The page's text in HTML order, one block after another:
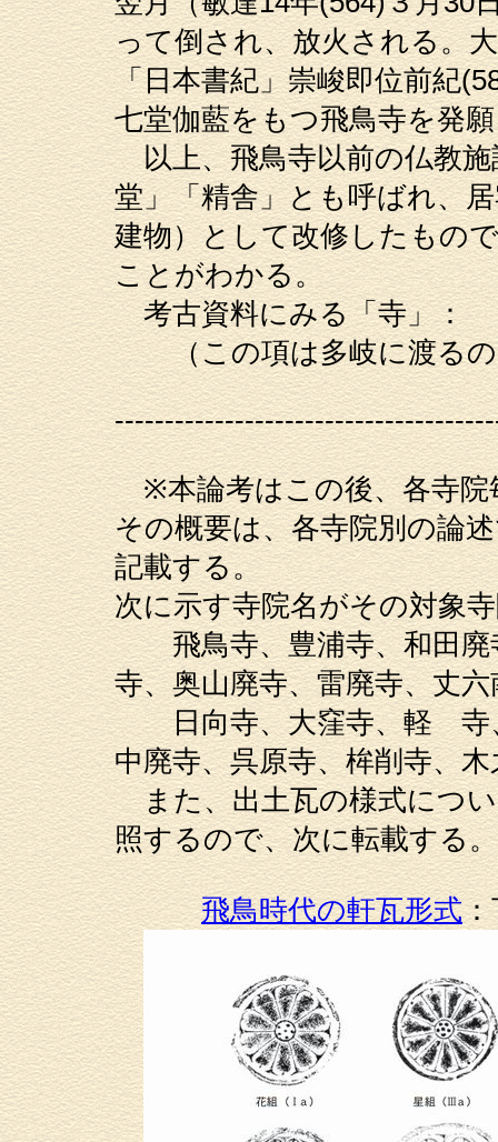
って倒され、放火される。
「日本書紀」崇峻即位前紀
七堂伽藍をもつ飛鳥寺を発
以上、飛鳥寺以前の仏教施
堂」「精舎」とも呼ばれ、
建物）として改修したもの
ことがわかる。
考古資料にみる「寺」：
（この項は多岐に渡るの
※本論考はこの後、各寺院
その概要は、各寺院別の論
記載する。
次に示す寺院名がその対象
飛鳥寺、豊浦寺、和田廃
寺、奥山廃寺、雷廃寺、丈
日向寺、大窪寺、軽 寺、
中廃寺、呉原寺、桙削寺、
また、出土瓦の様式につい
照するので、次に転載する。
飛鳥時代の軒瓦形式：